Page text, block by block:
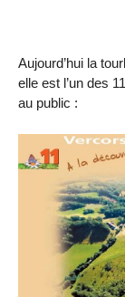
Aujourd’hui la
elle est l’un des
au public :